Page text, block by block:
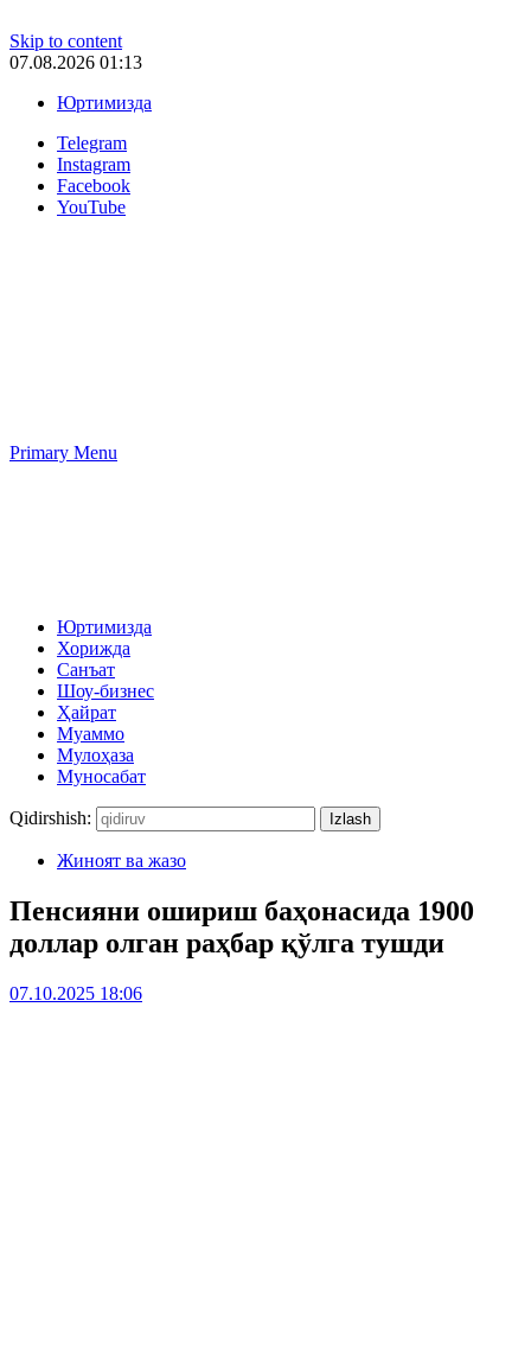
Skip to content
07.08.2026 01:13
Юртимизда
Telegram
Instagram
Facebook
YouTube
Primary Menu
Юртимизда
Хорижда
Санъат
Шоу-бизнес
Ҳайрат
Муаммо
Мулоҳаза
Муносабат
Qidirshish:
Жиноят ва жазо
Пенсияни ошириш баҳонасида 1900
доллар олган раҳбар қўлга тушди
07.10.2025 18:06